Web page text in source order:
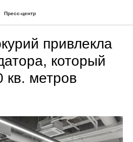
Пресс-центр
привлекла
который
кв. метров